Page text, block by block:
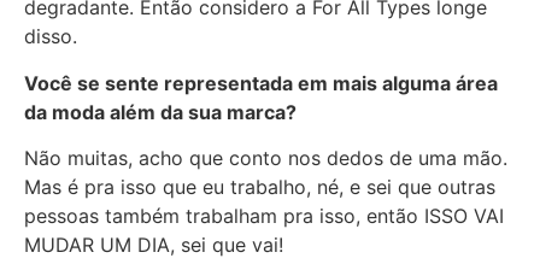
degradante. Então considero a For All Types longe
disso.
Você se sente representada em mais alguma área
da moda além da sua marca?
Não muitas, acho que conto nos dedos de uma mão.
Mas é pra isso que eu trabalho, né, e sei que outras
pessoas também trabalham pra isso, então ISSO VAI
MUDAR UM DIA, sei que vai!